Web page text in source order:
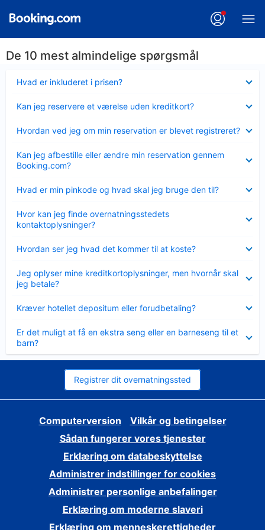
De 10 mest almindelige spørgsmål
Hvad er inkluderet i prisen?
Kan jeg reservere et værelse uden kreditkort?
Hvordan ved jeg om min reservation er blevet registreret?
Kan jeg afbestille eller ændre min reservation gennem
Booking.com?
Hvad er min pinkode og hvad skal jeg bruge den til?
Hvor kan jeg finde overnatningsstedets
kontaktoplysninger?
Hvordan ser jeg hvad det kommer til at koste?
Jeg oplyser mine kreditkortoplysninger, men hvornår skal
jeg betale?
Kræver hotellet depositum eller forudbetaling?
Er det muligt at få en ekstra seng eller en barneseng til et
barn?
Registrer dit overnatningssted
Computerversion
Vilkår og betingelser
Sådan fungerer vores tjenester
Erklæring om databeskyttelse
Administrer indstillinger for cookies
Administrer personlige anbefalinger
Erklæring om moderne slaveri
Erklæring om menneskerettigheder